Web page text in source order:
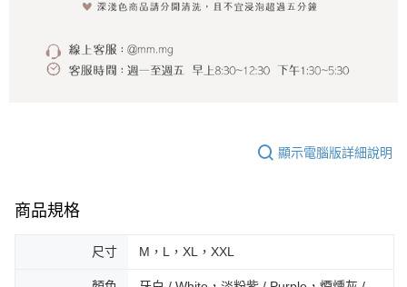
顯示電腦版詳細說明
商品規格
尺寸 M，L，XL，XXL